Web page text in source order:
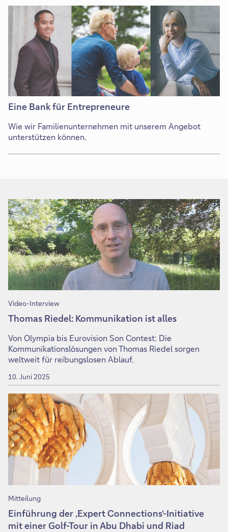
einem
Eine Bank für Entrepreneure
Wie wir Familienunternehmen mit unserem Angebot
unterstützen können.
Video-Interview
Thomas Riedel: Kommunikation ist alles
Von Olympia bis Eurovision Son Contest: Die
Kommunikationslösungen von Thomas Riedel sorgen
weltweit für reibungslosen Ablauf.
10. Juni 2025
Mitteilung
Einführung der ‚Expert Connections‘-Initiative
mit einer Golf-Tour in Abu Dhabi und Riad